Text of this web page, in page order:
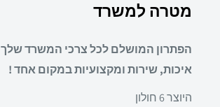
מטרה למשרד
הפתרון המושלם לכל צרכי המשרד שלך
איכות, שירות ומקצועיות במקום אחד !
היוצר 6 חולון